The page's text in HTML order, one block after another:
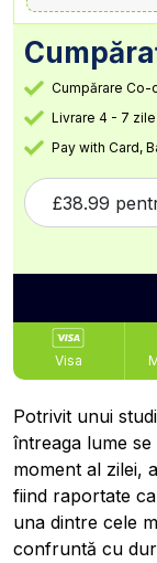
Cumpărare
Livrare 4 - 7
Pay with Card,
Visa
Potrivit unui
întreaga lume
moment al zilei,
fiind raportate
una dintre cele
confruntă cu